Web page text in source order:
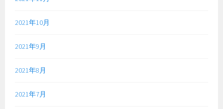
2021年10月
2021年9月
2021年8月
2021年7月